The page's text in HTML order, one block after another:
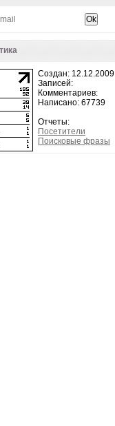
Создан: 12.12.2009
Записей:
Комментариев:
Написано: 67739
Отчеты:
Посетители
Поисковые фразы